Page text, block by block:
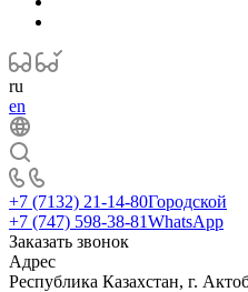
ru
en
+7 (7132) 21-14-80Городской
+7 (747) 598-38-81WhatsApp
Заказать звонок
Адрес
Республика Казахстан, г.